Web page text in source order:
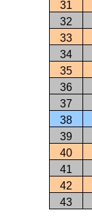
31
32
33
34
35
36
37
38
39
40
41
42
43